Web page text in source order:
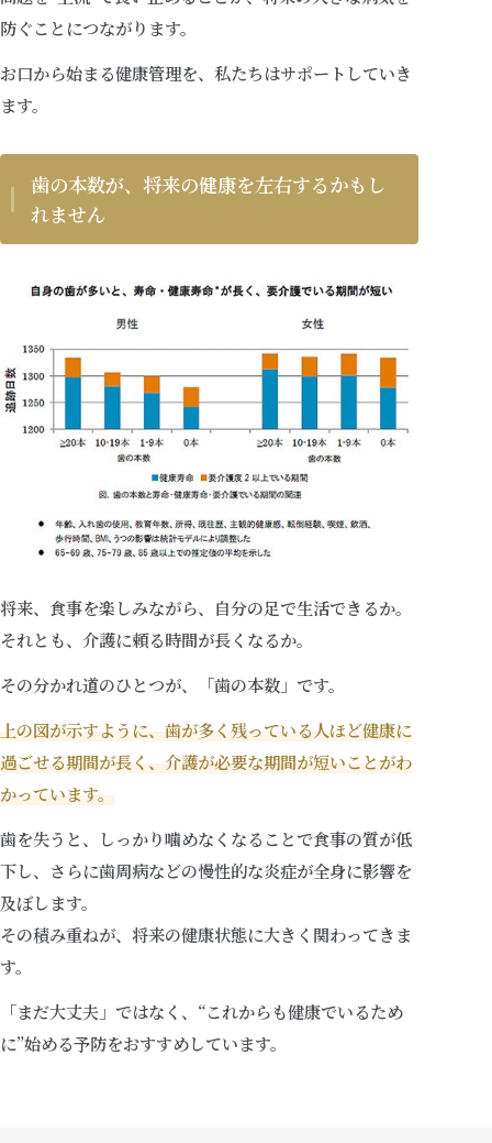
防ぐことにつながります。
お口から始まる健康管理を、私たちはサポートしていき
ます。
歯の本数が、将来の健康を左右するかもし
れません
将来、食事を楽しみながら、自分の足で生活できるか。
それとも、介護に頼る時間が長くなるか。
その分かれ道のひとつが、「歯の本数」です。
上の図が示すように、歯が多く残っている人ほど健康に
過ごせる期間が長く、介護が必要な期間が短いことがわ
かっています。
歯を失うと、しっかり噛めなくなることで食事の質が低
下し、さらに歯周病などの慢性的な炎症が全身に影響を
及ぼします。
その積み重ねが、将来の健康状態に大きく関わってきま
す。
「まだ大丈夫」ではなく、“これからも健康でいるため
に”始める予防をおすすめしています。